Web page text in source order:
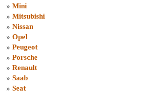
» Mini
» Mitsubishi
» Nissan
» Opel
» Peugeot
» Porsche
» Renault
» Saab
» Seat